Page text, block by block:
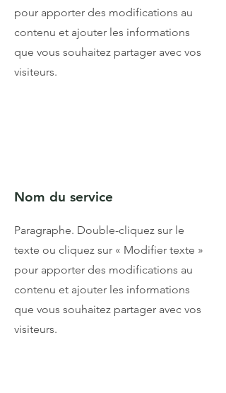
pour apporter des modifications au
contenu et ajouter les informations
que vous souhaitez partager avec vos
visiteurs.
Nom du service
Paragraphe. Double-cliquez sur le
texte ou cliquez sur « Modifier texte »
pour apporter des modifications au
contenu et ajouter les informations
que vous souhaitez partager avec vos
visiteurs.